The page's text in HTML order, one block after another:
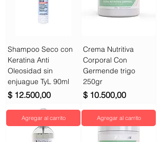
Shampoo Seco con
Keratina Anti
Oleosidad sin
enjuague TyL 90ml
Precio
$ 12.500,00
Crema Nutritiva
Corporal Con
Germende trigo
250gr
Precio
$ 10.500,00
Agregar al carrito Agregar al carrito